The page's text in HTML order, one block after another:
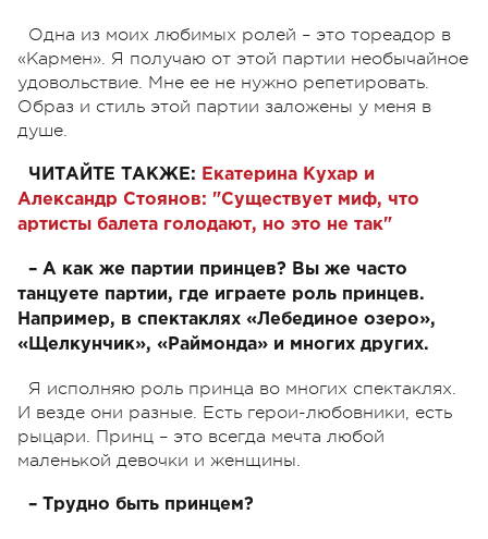
Одна из моих любимых ролей – это тореадор в
«Кармен». Я получаю от этой партии необычайное
удовольствие. Мне ее не нужно репетировать.
Образ и стиль этой партии заложены у меня в
душе.
ЧИТАЙТЕ ТАКЖЕ: Екатерина Кухар и
Александр Стоянов: "Существует миф, что
артисты балета голодают, но это не так"
– А как же партии принцев? Вы же часто
танцуете партии, где играете роль принцев.
Например, в спектаклях «Лебединое озеро»,
«Щелкунчик», «Раймонда» и многих других.
Я исполняю роль принца во многих спектаклях.
И везде они разные. Есть герои-любовники, есть
рыцари. Принц – это всегда мечта любой
маленькой девочки и женщины.
– Трудно быть принцем?